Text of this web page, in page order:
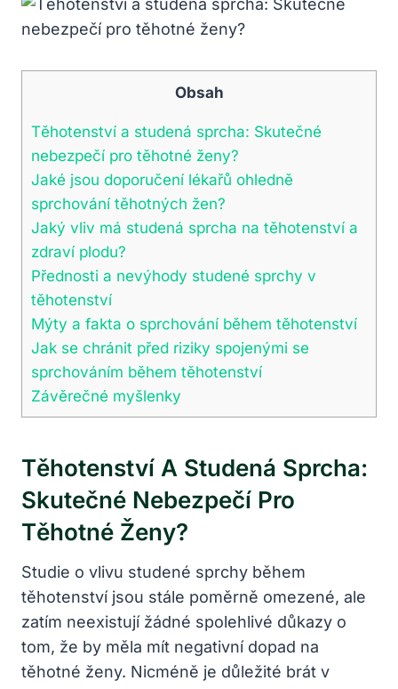
Obsah
Těhotenství a studená sprcha: Skutečné
nebezpečí pro těhotné ženy?
Jaké jsou doporučení lékařů ohledně
sprchování těhotných žen?
Jaký vliv má studená sprcha na těhotenství a
zdraví plodu?
Přednosti a nevýhody studené sprchy v
těhotenství
Mýty a fakta o sprchování během těhotenství
Jak se chránit před riziky spojenými se
sprchováním během těhotenství
Závěrečné myšlenky
Těhotenství A Studená Sprcha:
Skutečné Nebezpečí Pro
Těhotné Ženy?
Studie o vlivu studené sprchy během
těhotenství jsou stále poměrně omezené, ale
zatím neexistují žádné spolehlivé důkazy o
tom, že by měla mít negativní dopad na
těhotné ženy. Nicméně je důležité brát v